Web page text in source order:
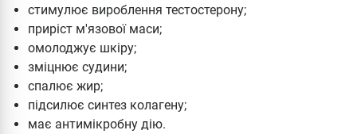
стимулює вироблення тестостерону;
приріст м'язової маси;
омолоджує шкіру;
зміцнює судини;
спалює жир;
підсилює синтез колагену;
має антимікробну дію.